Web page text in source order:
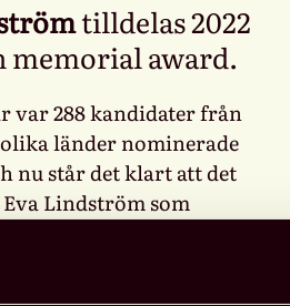
tilldelas 2022
memorial award.
var 288 kandidater från
olika länder nominerade
nu står det klart att det
Lindström som